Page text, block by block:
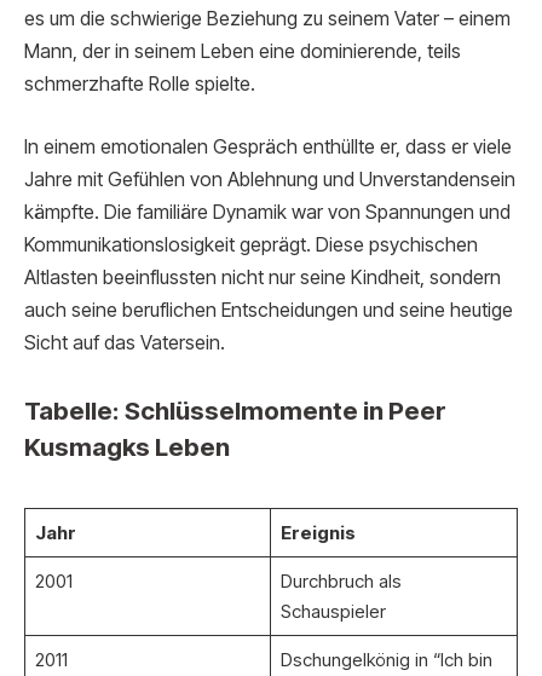
es um die schwierige Beziehung zu seinem Vater – einem
Mann, der in seinem Leben eine dominierende, teils
schmerzhafte Rolle spielte.
In einem emotionalen Gespräch enthüllte er, dass er viele
Jahre mit Gefühlen von Ablehnung und Unverstandensein
kämpfte. Die familiäre Dynamik war von Spannungen und
Kommunikationslosigkeit geprägt. Diese psychischen
Altlasten beeinflussten nicht nur seine Kindheit, sondern
auch seine beruflichen Entscheidungen und seine heutige
Sicht auf das Vatersein.
Tabelle: Schlüsselmomente in Peer
Kusmagks Leben
Jahr Ereignis
2001
Durchbruch als
Schauspieler
2011
Dschungelkönig in “Ich bin